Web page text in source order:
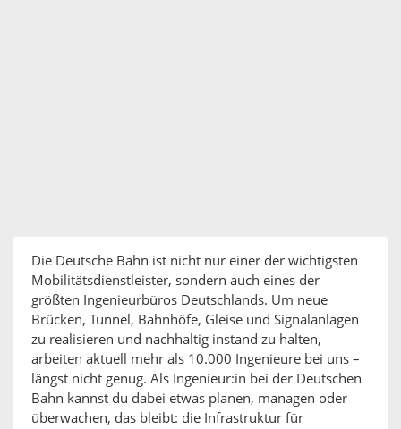
Die Deutsche Bahn ist nicht nur einer der wichtigsten
Mobilitätsdienstleister, sondern auch eines der
größten Ingenieurbüros Deutschlands. Um neue
Brücken, Tunnel, Bahnhöfe, Gleise und Signalanlagen
zu realisieren und nachhaltig instand zu halten,
arbeiten aktuell mehr als 10.000 Ingenieure bei uns –
längst nicht genug. Als Ingenieur:in bei der Deutschen
Bahn kannst du dabei etwas planen, managen oder
überwachen, das bleibt: die Infrastruktur für